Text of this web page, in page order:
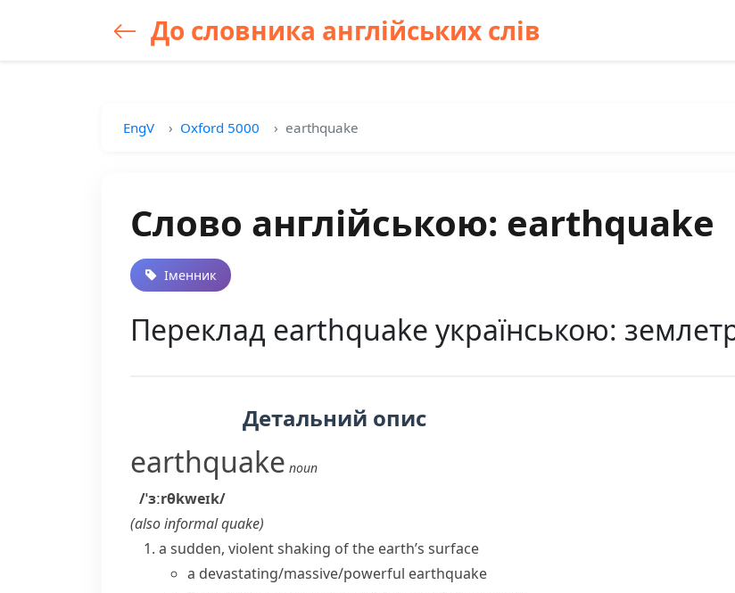
До словника англійських слів
EngV Oxford 5000 earthquake
Слово англійською: earthquake
Іменник
Переклад earthquake українською:
Детальний опис
earthquake noun
/ˈɜːrθkweɪk/
(alsoinformalquake)
a sudden, violent shaking of the earth’s surface
a devastating/massive/powerful earthquake